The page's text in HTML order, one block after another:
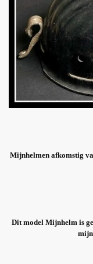
Mijnhelmen afkomstig
Dit model Mijnhelm is